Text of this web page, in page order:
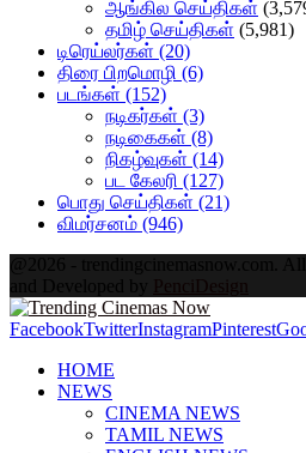
ஆங்கில செய்திகள்
தமிழ் செய்திகள் (5,981)
டிரெய்லர்கள் (20)
திரை பிறமொழி (6)
படங்கள் (152)
நடிகர்கள் (3)
நடிகைகள் (8)
நிகழ்வுகள் (14)
பட கேலரி (127)
பொது செய்திகள் (21)
விமர்சனம் (946)
@2026 - trendingcinemasnow.com.
and Developed by PenciDesign
FacebookTwitterInstagramPinterest
HOME
NEWS
CINEMA NEWS
TAMIL NEWS